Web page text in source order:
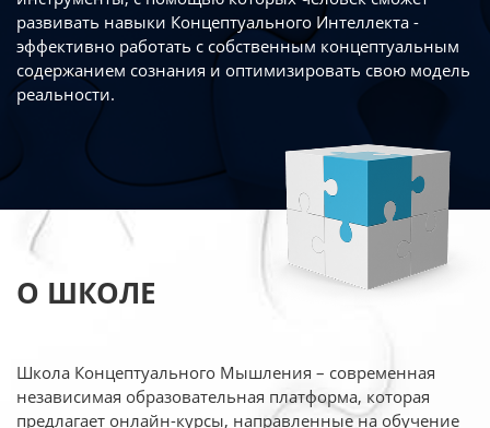
развивать навыки Концептуального Интеллекта -
эффективно работать с собственным концептуальным
содержанием сознания и оптимизировать свою модель
реальности.
О ШКОЛЕ
Школа Концептуального Мышления – современная
независимая образовательная платформа, которая
предлагает онлайн-курсы, направленные на обучение